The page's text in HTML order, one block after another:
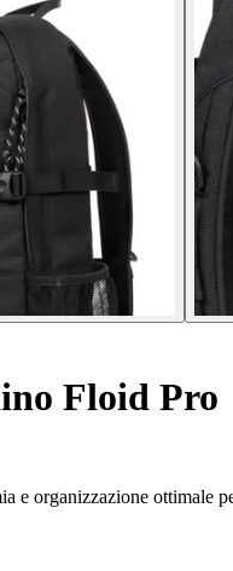
Floid Pro
e organizzazione ottimale